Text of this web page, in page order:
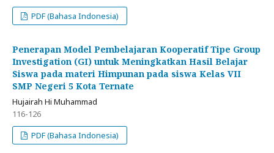
PDF (Bahasa Indonesia)
Penerapan Model Pembelajaran Kooperatif Tipe Group
Investigation (GI) untuk Meningkatkan Hasil Belajar
Siswa pada materi Himpunan pada siswa Kelas VII
SMP Negeri 5 Kota Ternate
Hujairah Hi Muhammad
116-126
PDF (Bahasa Indonesia)